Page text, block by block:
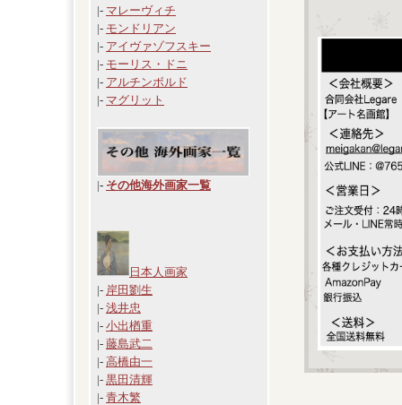
|- マレーヴィチ
|- モンドリアン
|- アイヴァゾフスキー
|- モーリス・ドニ
|- アルチンボルド
|- マグリット
|- その他海外画家一覧
日本人画家
|- 岸田劉生
|- 浅井忠
|- 小出楢重
|- 藤島武二
|- 高橋由一
|- 黒田清輝
|- 青木繁